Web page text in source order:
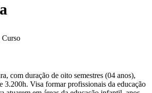
Curso
com duração de oito semestres (04 anos),
3.200h. Visa formar profissionais da educação